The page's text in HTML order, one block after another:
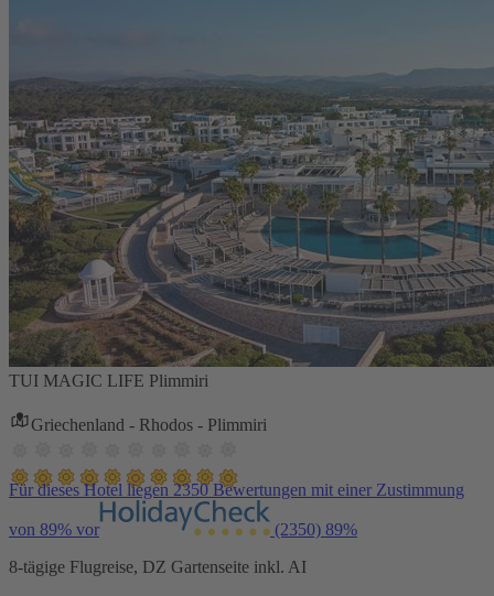
TUI MAGIC LIFE Plimmiri
Griechenland - Rhodos - Plimmiri
Für dieses Hotel liegen 2350 Bewertungen mit einer Zustimmung
von 89% vor (2350) 89%
8-tägige Flugreise, DZ Gartenseite inkl. AI